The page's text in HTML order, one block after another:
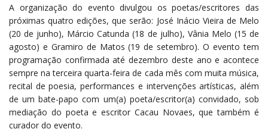
A organização do evento divulgou os poetas/escritores das
próximas quatro edições, que serão: José Inácio Vieira de Melo
(20 de junho), Márcio Catunda (18 de julho), Vânia Melo (15 de
agosto) e Gramiro de Matos (19 de setembro). O evento tem
programação confirmada até dezembro deste ano e acontece
sempre na terceira quarta-feira de cada mês com muita música,
recital de poesia, performances e intervenções artísticas, além
de um bate-papo com um(a) poeta/escritor(a) convidado, sob
mediação do poeta e escritor Cacau Novaes, que também é
curador do evento.